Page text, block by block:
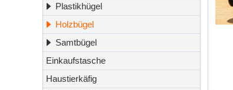
Plastikhügel
Holzbügel
Samtbügel
Einkaufstasche
Haustierkäfig